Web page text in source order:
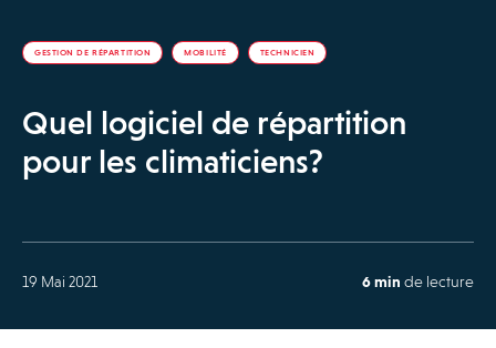
GESTION DE RÉPARTITION MOBILITÉ TECHNICIEN
Quel logiciel de répartition
pour les climaticiens?
19 Mai 2021 6 min de lecture